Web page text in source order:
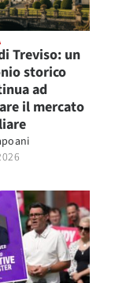
Treviso: un
storico
ad
il mercato